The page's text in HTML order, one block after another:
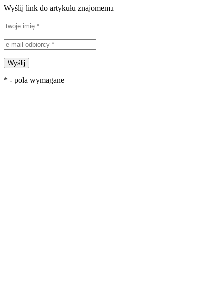
Wyślij link do artykułu znajomemu
Wyślij
* - pola wymagane